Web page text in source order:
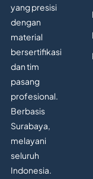
yang presisi
dengan
material
bersertifikasi
dan tim
pasang
profesional.
Berbasis
Surabaya,
melayani
seluruh
Indonesia.